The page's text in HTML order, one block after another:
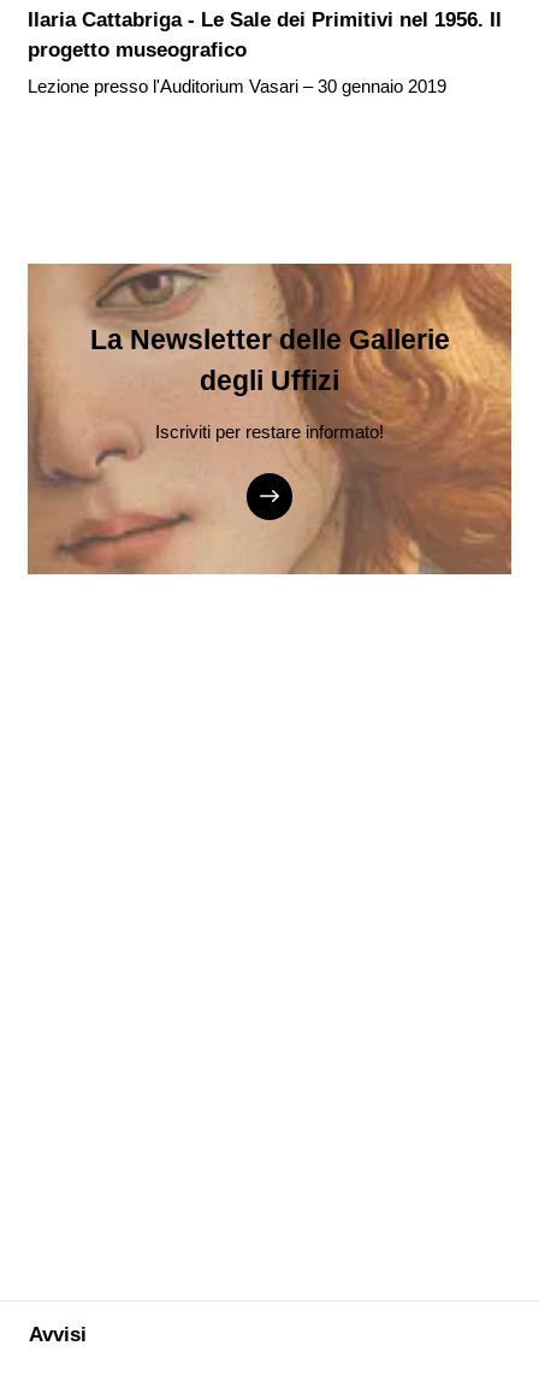
Ilaria Cattabriga - Le Sale dei Primitivi nel 1956. Il
progetto museografico
Lezione presso l'Auditorium Vasari – 30 gennaio 2019
La Newsletter delle Gallerie
degli Uffizi
Iscriviti per restare informato!
Avvisi